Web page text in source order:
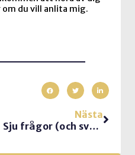
du vill anlita mig.
Nästa
Sju frågor (och svar) om frågor från en publik